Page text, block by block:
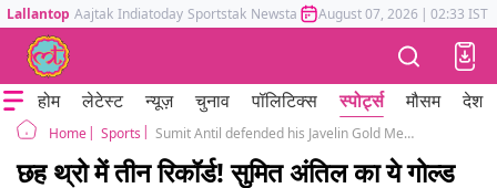
Lallantop Aajtak Indiatoday Sportstak Newstak Mumbai Tak Astrotak
August 07, 2026 | 02:33 IST
होम लेटेस्ट न्यूज़ चुनाव पॉलिटिक्स स्पोर्ट्स मौसम देश
Home Sports Sumit Antil defended his Javelin Gold Medal with new Paralympics record in Paris 2024
छह थ्रो में तीन रिकॉर्ड! सुमित अंतिल का ये गोल्ड